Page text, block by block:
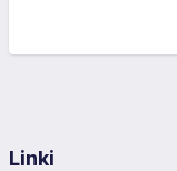
Linki